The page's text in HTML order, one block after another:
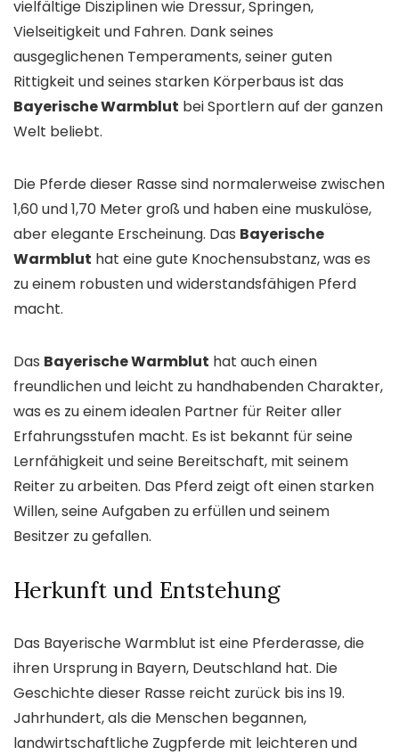
vielfältige Disziplinen wie Dressur, Springen,
Vielseitigkeit und Fahren. Dank seines
ausgeglichenen Temperaments, seiner guten
Rittigkeit und seines starken Körperbaus ist das
Bayerische Warmblut bei Sportlern auf der ganzen
Welt beliebt.
Die Pferde dieser Rasse sind normalerweise zwischen
1,60 und 1,70 Meter groß und haben eine muskulöse,
aber elegante Erscheinung. Das Bayerische
Warmblut hat eine gute Knochensubstanz, was es
zu einem robusten und widerstandsfähigen Pferd
macht.
Das Bayerische Warmblut hat auch einen
freundlichen und leicht zu handhabenden Charakter,
was es zu einem idealen Partner für Reiter aller
Erfahrungsstufen macht. Es ist bekannt für seine
Lernfähigkeit und seine Bereitschaft, mit seinem
Reiter zu arbeiten. Das Pferd zeigt oft einen starken
Willen, seine Aufgaben zu erfüllen und seinem
Besitzer zu gefallen.
Herkunft und Entstehung
Das Bayerische Warmblut ist eine Pferderasse, die
ihren Ursprung in Bayern, Deutschland hat. Die
Geschichte dieser Rasse reicht zurück bis ins 19.
Jahrhundert, als die Menschen begannen,
landwirtschaftliche Zugpferde mit leichteren und